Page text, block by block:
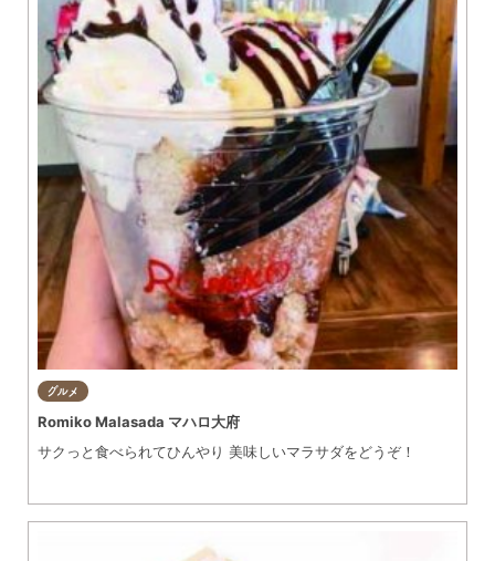
グルメ
Romiko Malasada マハロ大府
サクっと食べられてひんやり 美味しいマラサダをどうぞ！